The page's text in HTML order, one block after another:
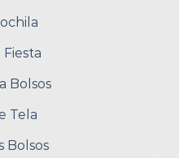
Fiesta
Bolsos
Tela
Bolsos